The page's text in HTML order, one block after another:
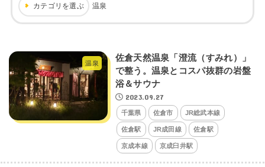
カテゴリを選ぶ 温泉
温泉
佐倉天然温泉「澄流（すみれ）」
で整う。温泉とコスパ抜群の岩盤
浴＆サウナ
2023.09.27
千葉県 佐倉市 JR総武本線
佐倉駅 JR成田線 佐倉駅
京成本線 京成臼井駅